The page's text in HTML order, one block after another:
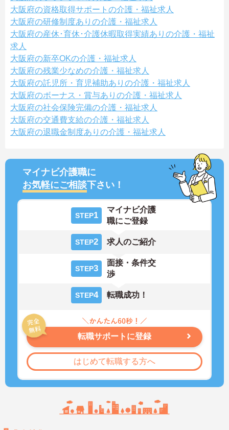
大阪府の資格取得サポートの介護・福祉求人
大阪府の研修制度ありの介護・福祉求人
大阪府の産休･育休･介護休暇取得実績ありの介護・福祉
求人
大阪府の新卒OKの介護・福祉求人
大阪府の残業少なめの介護・福祉求人
大阪府の託児所・育児補助ありの介護・福祉求人
大阪府のボーナス・賞与ありの介護・福祉求人
大阪府の社会保険完備の介護・福祉求人
大阪府の交通費支給の介護・福祉求人
大阪府の退職金制度ありの介護・福祉求人
マイナビ介護職に
お気軽にご相談下さい！
STEP1
マイナビ介護
職にご登録
STEP2 求人のご紹介
STEP3
面接・条件交
渉
STEP4 転職成功！
転職サポートに登録
はじめて転職する方へ